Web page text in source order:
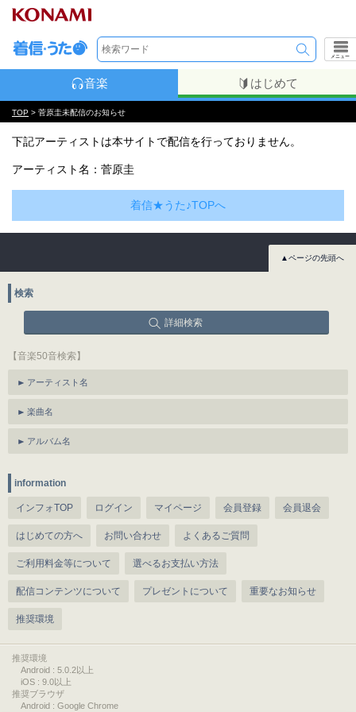
メニュー
音楽 はじめて
TOP > 菅原圭未配信のお知らせ
下記アーティストは本サイトで配信を行っておりません。
アーティスト名：菅原圭
着信★うた♪TOPへ
▲ページの先頭へ
検索
詳細検索
【音楽50音検索】
アーティスト名
楽曲名
アルバム名
information
インフォTOP ログイン マイページ 会員登録 会員退会
はじめての方へ お問い合わせ よくあるご質問
ご利用料金等について 選べるお支払い方法
配信コンテンツについて プレゼントについて 重要なお知らせ
推奨環境
推奨環境
Android : 5.0.2以上
iOS : 9.0以上
推奨ブラウザ
Android : Google Chrome